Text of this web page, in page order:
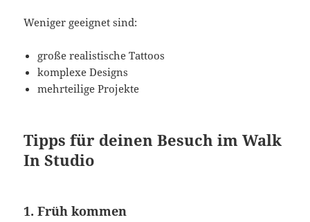
Weniger geeignet sind:
große realistische Tattoos
komplexe Designs
mehrteilige Projekte
Tipps für deinen Besuch im Walk
In Studio
1. Früh kommen